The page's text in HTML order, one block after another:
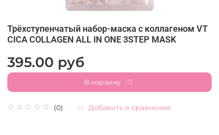
Трёхступенчатый набор-маска с коллагеном VT
CICA COLLAGEN ALL IN ONE 3STEP MASK
(0) Добавить в сравнение
395.00 руб
В корзину